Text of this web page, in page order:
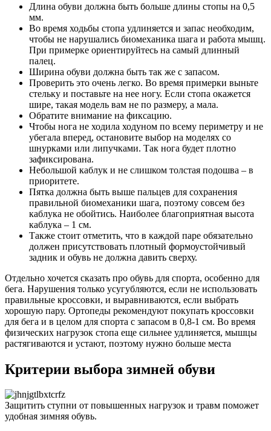
Длина обуви должна быть больше длины стопы на 0,5
мм.
Во время ходьбы стопа удлиняется и запас необходим,
чтобы не нарушались биомеханика шага и работа мышц.
При примерке ориентируйтесь на самый длинный
палец.
Ширина обуви должна быть так же с запасом.
Проверить это очень легко. Во время примерки выньте
стельку и поставьте на нее ногу. Если стопа окажется
шире, такая модель вам не по размеру, а мала.
Обратите внимание на фиксацию.
Чтобы нога не ходила ходуном по всему периметру и не
убегала вперед, остановите выбор на моделях со
шнурками или липучками. Так нога будет плотно
зафиксирована.
Небольшой каблук и не слишком толстая подошва – в
приоритете.
Пятка должна быть выше пальцев для сохранения
правильной биомеханики шага, поэтому совсем без
каблука не обойтись. Наиболее благоприятная высота
каблука – 1 см.
Также стоит отметить, что в каждой паре обязательно
должен присутствовать плотный формоустойчивый
задник и обувь не должна давить сверху.
Отдельно хочется сказать про обувь для спорта, особенно для
бега. Нарушения только усугубляются, если не использовать
правильные кроссовки, и выравниваются, если выбрать
хорошую пару. Ортопеды рекомендуют покупать кроссовки
для бега и в целом для спорта с запасом в 0,8-1 см. Во время
физических нагрузок стопа еще сильнее удлиняется, мышцы
растягиваются и устают, поэтому нужно больше места
Критерии выбора зимней обуви
Защитить ступни от повышенных нагрузок и травм поможет
удобная зимняя обувь.